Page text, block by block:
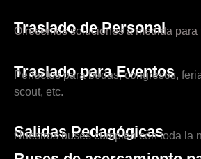
Traslado de Personal
Ofrecemos soluciones a medida para
Traslado para Eventos
Perfectos para bodas, congresos,
scout, etc.
Salidas Pedagógicas
Nuestros buses cumplen con toda la